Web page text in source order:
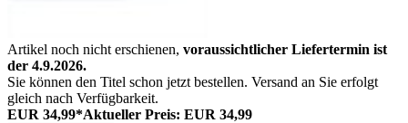
Artikel noch nicht erschienen, voraussichtlicher Liefertermin ist
der 4.9.2026.
Sie können den Titel schon jetzt bestellen. Versand an Sie erfolgt
gleich nach Verfügbarkeit.
EUR 34,99*Aktueller Preis: EUR 34,99